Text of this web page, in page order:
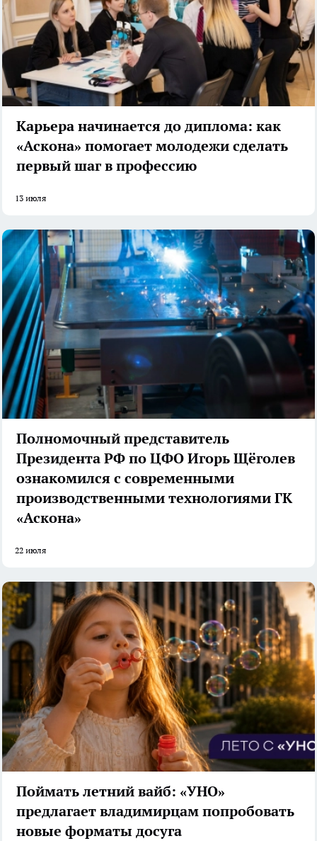
Карьера начинается до диплома: как
«Аскона» помогает молодежи сделать
первый шаг в профессию
13 июля
Полномочный представитель
Президента РФ по ЦФО Игорь Щёголев
ознакомился с современными
производственными технологиями ГК
«Аскона»
22 июля
Поймать летний вайб: «УНО»
предлагает владимирцам попробовать
новые форматы досуга